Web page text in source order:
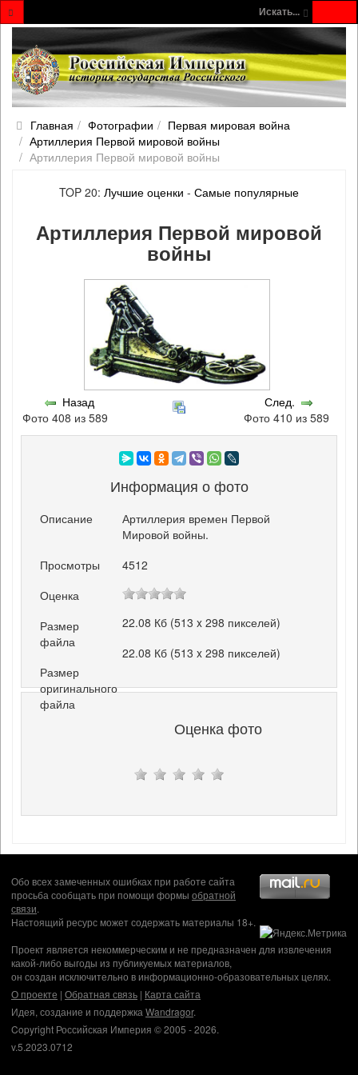
Искать...
Главная Фотографии
Первая мировая война
Артиллерия Первой мировой войны
Артиллерия Первой мировой войны
TOP 20: Лучшие оценки - Самые популярные
Артиллерия Первой мировой
войны
Назад
Фото 408 из 589
След.
Фото 410 из 589
Информация о фото
Описание
Артиллерия времен Первой
Мировой войны.
Просмотры
4512
Оценка
Размер
файла
22.08 Кб (513 x 298 пикселей)
Размер
оригинального
файла
22.08 Кб (513 x 298 пикселей)
Оценка фото
Обо всех замеченных ошибках при работе сайта
просьба сообщать при помощи формы обратной
связи.
Настоящий ресурс может содержать материалы 18+.
Проект является некоммерческим и не предназначен для извлечения
какой-либо выгоды из публикуемых материалов,
он создан исключительно в информационно-образовательных целях.
О проекте | Обратная связь | Карта сайта
Идея, создание и поддержка Wandragor.
Copyright Российская Империя © 2005 - 2026.
v.5.2023.0712